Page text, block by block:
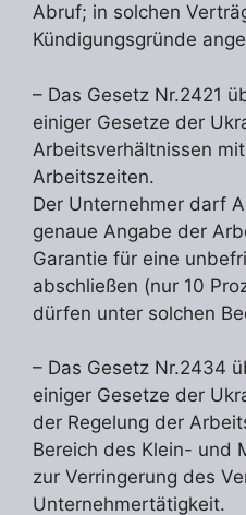
Abruf; in solchen
Kündigungsgründe
– Das Gesetz Nr.2421
einiger Gesetze der
Arbeitsverhältnissen
Arbeitszeiten.
Der Unternehmer darf
genaue Angabe der
Garantie für eine
abschließen (nur 10
dürfen unter solchen
– Das Gesetz Nr.2434
einiger Gesetze der
der Regelung der
Bereich des Klein- und
zur Verringerung des
Unternehmertätigkeit.